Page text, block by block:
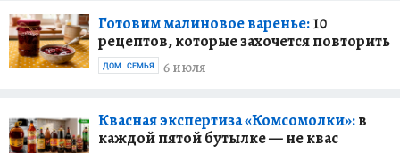
Готовим малиновое варенье:10
рецептов, которые захочется повторить
6 июля
ДОМ. СЕМЬЯ
Квасная экспертиза «Комсомолки»:в
каждой пятой бутылке — не квас